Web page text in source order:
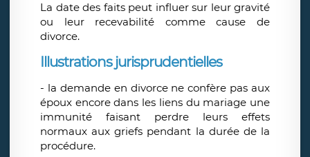
La date des faits peut influer sur leur gravité
ou leur recevabilité comme cause de
divorce.
Illustrations jurisprudentielles
- la demande en divorce ne confère pas aux
époux encore dans les liens du mariage une
immunité faisant perdre leurs effets
normaux aux griefs pendant la durée de la
procédure.